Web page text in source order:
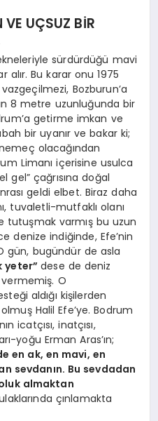
VE UÇSUZ BİR
sürdürdüğü mavi
alır. Bu karar onu 1975
Bozburun’a
8 metre uzunluğunda bir
getirme imkan ve
bir uyanır ve bakar ki;
olacağından
Limanı içerisine usulca
gel” çağrısına doğal
geldi elbet. Biraz daha
tuvaletli-mutfaklı olanı
tutuşmak varmış bu uzun
denize indiğinde, Efe’nin
gün, bugündür de asla
yeter”dese de deniz
vermemiş. O
aldığı kişilerden
Halil Efe’ye. Bodrum
icatçısı, inatçısı,
yoğu Erman Aras’ın;
en ak, en mavi, en
sevdanın. Bu sevdadan
almaktan
çınlamakta